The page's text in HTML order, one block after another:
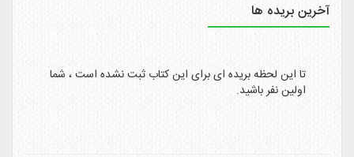
آخرین بریده ها
تا این لحظه بریده ای برای این کتاب ثبت نشده است ، شما
اولین نفر باشید.